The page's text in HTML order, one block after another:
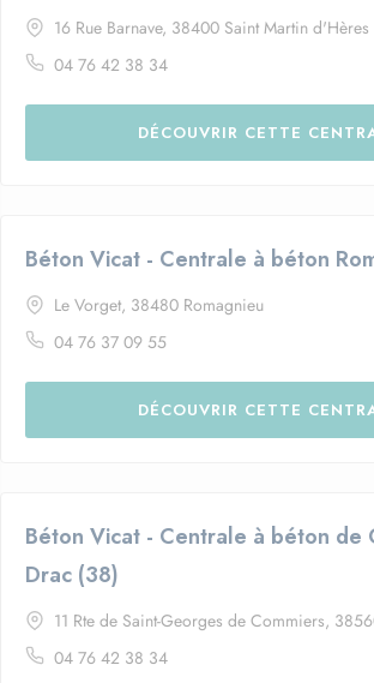
16 Rue Barnave, 38400 Saint Martin d'Hères
04 76 42 38 34
DÉCOUVRIR CETTE
Béton Vicat - Centrale à béton
Le Vorget, 38480 Romagnieu
04 76 37 09 55
DÉCOUVRIR CETTE
Béton Vicat - Centrale à béton de
Drac (38)
11 Rte de Saint-Georges de Commiers,
04 76 42 38 34